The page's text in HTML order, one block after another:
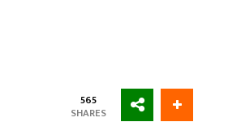
565
SHARES